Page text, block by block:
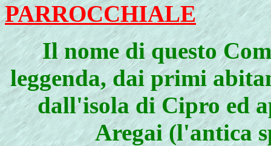
PARROCCHIALE
Il nome di questo
leggenda, dai primi
dall'isola di Cipro ed
Aregai (l'antica